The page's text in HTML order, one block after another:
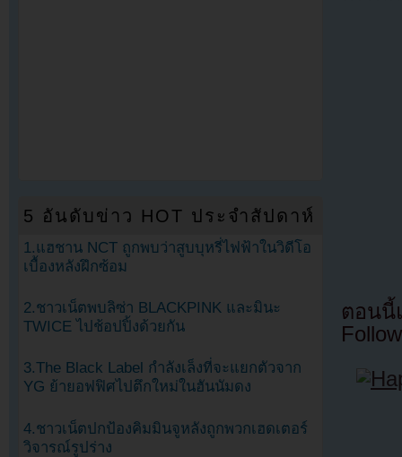
ตอนนี้
5 อันดับข่าว HOT ประจำสัปดาห์
1.แฮชาน NCT ถูกพบว่าสูบบุหรี่ไฟฟ้าในวิดีโอ
เบื้องหลังฝึกซ้อม
2.ชาวเน็ตพบลิซ่า BLACKPINK และมินะ
TWICE ไปช้อปปิ้งด้วยกัน
3.The Black Label กำลังเล็งที่จะแยกตัวจาก
YG ย้ายอฟฟิศไปตึกใหม่ในฮันนัมดง
4.ชาวเน็ตปกป้องคิมมินจูหลังถูกพวกเฮดเตอร์
วิจารณ์รูปร่าง